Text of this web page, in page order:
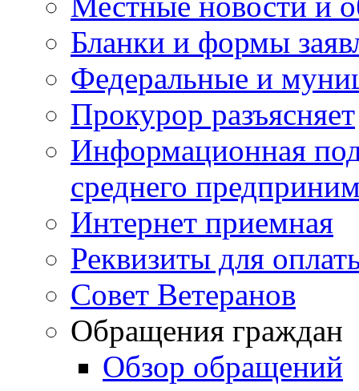
Бланки и формы
Федеральные и
Прокурор разъясняет
Информационная
среднего
Интернет приемная
Реквизиты для
Совет Ветеранов
Обращения граждан
Обзор обращений